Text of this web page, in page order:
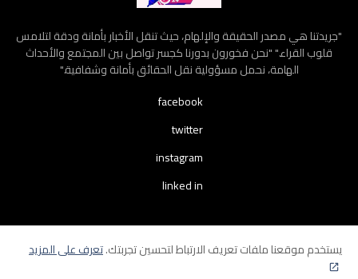
"جريدتنا هي مصدر الحقيقة والإلهام، حيث تنقل الأخبار بأمانة ودقة لتلامس
قلوب القراء." "نحن فخورون بدورنا كجسر تواصل بين المجتمع والأحداث
الهامة، نحمل مسؤولية نقل الحقائق بأمانة وشفافية."
facebook
twitter
instagram
linked in
الرئيسية إتصل بنا سياسة الخصوصية
إتفاقية الإستخداميستخدم موقعنا ملفات تعريف الارتباط لتحسين تجربتك.تعرف على المزيد